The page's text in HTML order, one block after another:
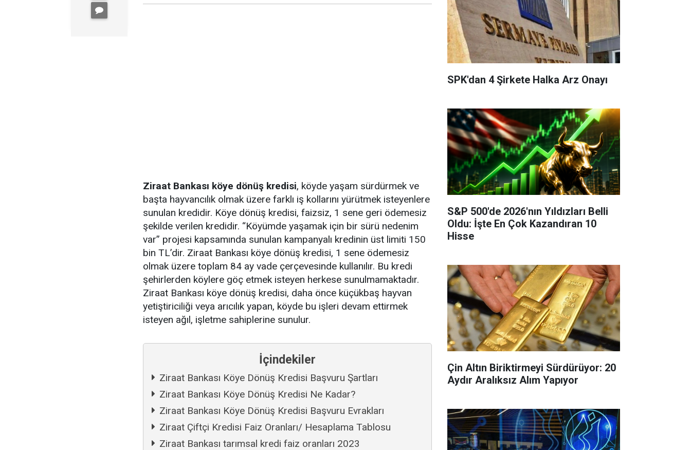
Ziraat Bankası köye dönüş kredisi, köyde yaşam sürdürmek ve
başta hayvancılık olmak üzere farklı iş kollarını yürütmek isteyenlere
sunulan kredidir. Köye dönüş kredisi, faizsiz, 1 sene geri ödemesiz
şekilde verilen kredidir. “Köyümde yaşamak için bir sürü nedenim
var” projesi kapsamında sunulan kampanyalı kredinin üst limiti 150
bin TL’dir. Ziraat Bankası köye dönüş kredisi, 1 sene ödemesiz
olmak üzere toplam 84 ay vade çerçevesinde kullanılır. Bu kredi
şehirlerden köylere göç etmek isteyen herkese sunulmamaktadır.
Ziraat Bankası köye dönüş kredisi, daha önce küçükbaş hayvan
yetiştiriciliği veya arıcılık yapan, köyde bu işleri devam ettirmek
isteyen ağıl, işletme sahiplerine sunulur.
İçindekiler
Ziraat Bankası Köye Dönüş Kredisi Başvuru Şartları
Ziraat Bankası Köye Dönüş Kredisi Ne Kadar?
Ziraat Bankası Köye Dönüş Kredisi Başvuru Evrakları
Ziraat Çiftçi Kredisi Faiz Oranları/ Hesaplama Tablosu
Ziraat Bankası tarımsal kredi faiz oranları 2023
SPK'dan 4 Şirkete Halka Arz Onayı
S&P 500'de 2026'nın Yıldızları Belli
Oldu: İşte En Çok Kazandıran 10
Hisse
Çin Altın Biriktirmeyi Sürdürüyor: 20
Aydır Aralıksız Alım Yapıyor